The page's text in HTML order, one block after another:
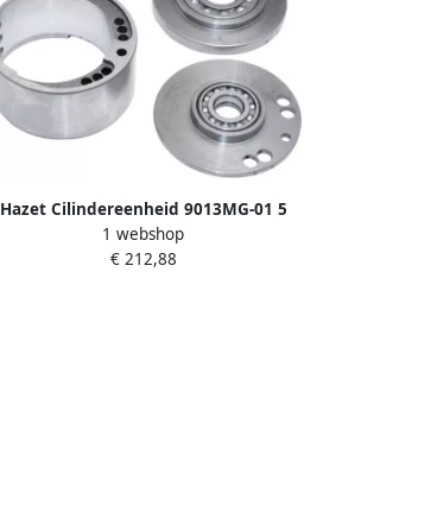
Hazet Cilindereenheid 9013MG-01 5
1 webshop
€ 212,88